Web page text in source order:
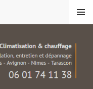
Menu